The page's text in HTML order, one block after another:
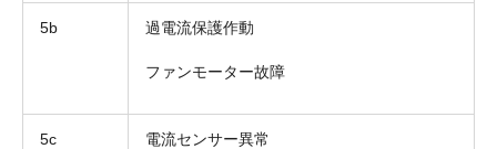
5b 過電流保護作動
ファンモーター故障
5c 電流センサー異常